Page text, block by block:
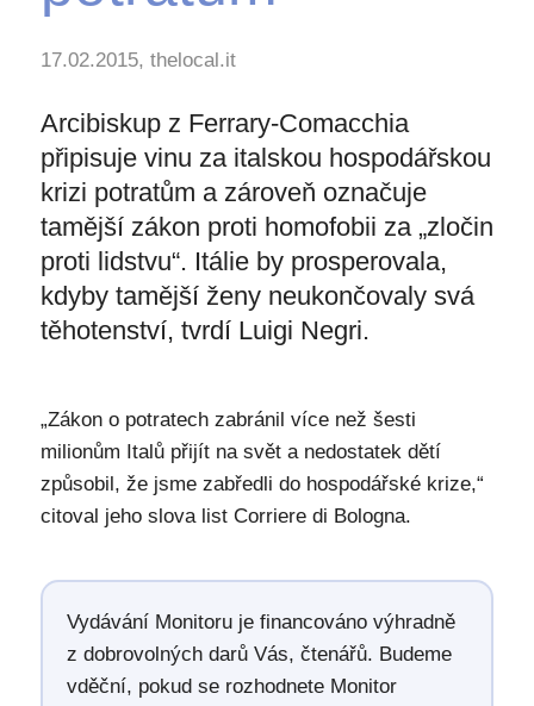
17.02.2015, thelocal.it
Arcibiskup z Ferrary-Comacchia
připisuje vinu za italskou hospodářskou
krizi potratům a zároveň označuje
tamější zákon proti homofobii za „zločin
proti lidstvu“. Itálie by prosperovala,
kdyby tamější ženy neukončovaly svá
těhotenství, tvrdí Luigi Negri.
„Zákon o potratech zabránil více než šesti
milionům Italů přijít na svět a nedostatek dětí
způsobil, že jsme zabředli do hospodářské krize,“
citoval jeho slova list Corriere di Bologna.
Vydávání Monitoru je financováno výhradně
z dobrovolných darů Vás, čtenářů. Budeme
vděční, pokud se rozhodnete Monitor